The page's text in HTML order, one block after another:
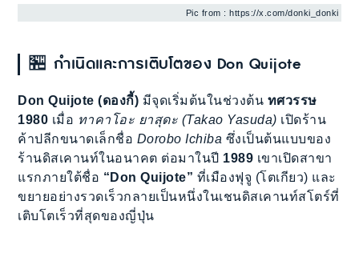
Pic from : https://x.com/donki_donki
🏪กำเนิดและการเติบโตของ Don Quijote
Don Quijote (ดองกี้) มีจุดเริ่มต้นในช่วงต้น ทศวรรษ
1980 เมื่อ ทาคาโอะ ยาสุดะ (Takao Yasuda) เปิดร้าน
ค้าปลีกขนาดเล็กชื่อ Dorobo Ichiba ซึ่งเป็นต้นแบบของ
ร้านดิสเคานท์ในอนาคต ต่อมาในปี 1989 เขาเปิดสาขา
แรกภายใต้ชื่อ “Don Quijote” ที่เมืองฟุจู (โตเกียว) และ
ขยายอย่างรวดเร็วกลายเป็นหนึ่งในเชนดิสเคานท์สโตร์ที่
เติบโตเร็วที่สุดของญี่ปุ่น